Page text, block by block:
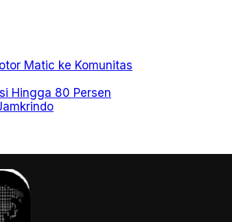
Matic ke Komunitas
Hingga 80 Persen